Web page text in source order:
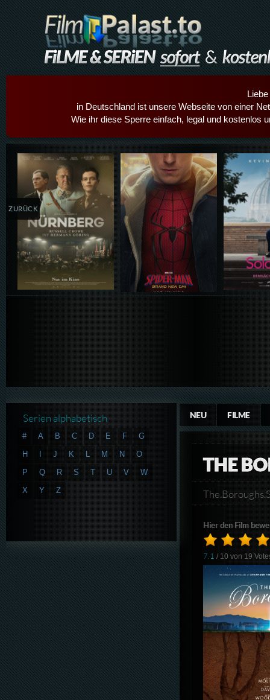
in Deutschland ist unsere Webseite von einer
Wie ihr diese Sperre einfach, legal und kostenlos
Details,Play Details,Play
ZURÜCK
NEU FILME
THE
Hier den Film
7.1 / 10 von 19
Serien alphabetisch
# A B C D E F
G
H
I J K L M N
O
P
Q R S T U V
W
X
Y Z